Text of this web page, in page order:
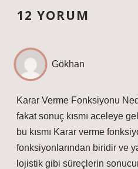
12 YORUM
Gökhan
Karar Verme Fonksiyonu
fakat sonuç kısmı aceleye
bu kısmı Karar verme
fonksiyonlarından biridir ve
lojistik gibi süreçlerin